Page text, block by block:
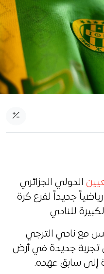
الدولي الجزائري
جديداً لفرع كرة
للنادي.
مع نادي الترجي
جديدة في أرض
إلى سابق عهده.